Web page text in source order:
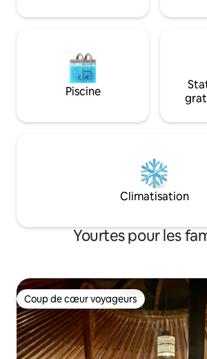
Piscine
Climatisation
Yourtes pour les
Coup de cœur voyageurs
Coup de cœur voyageurs